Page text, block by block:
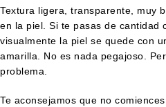
Textura ligera, transparente, muy
en la piel. Si te pasas de cantidad
visualmente la piel se quede con
amarilla. No es nada pegajoso.
problema.
Te aconsejamos que no